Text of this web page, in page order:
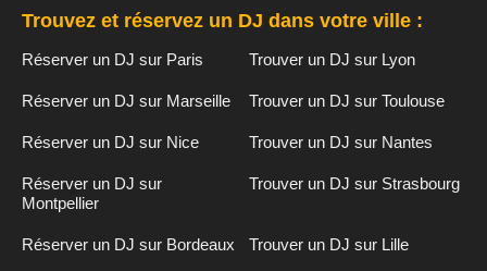
Trouvez et réservez un DJ dans votre ville :
Réserver un DJ sur Paris Trouver un DJ sur Lyon
Réserver un DJ sur Marseille Trouver un DJ sur Toulouse
Réserver un DJ sur Nice Trouver un DJ sur Nantes
Réserver un DJ sur
Montpellier
Trouver un DJ sur Strasbourg
Réserver un DJ sur Bordeaux Trouver un DJ sur Lille